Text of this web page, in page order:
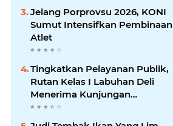
Jelang Porprovsu 2026, KONI
Sumut Intensifkan Pembinaan
Atlet
Tingkatkan Pelayanan Publik,
Rutan Kelas I Labuhan Deli
Menerima Kunjungan
Rombongan Staf Khusus
Menteri Imipas